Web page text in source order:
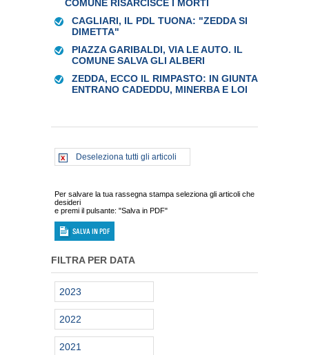
COMUNE RISARCISCE I MORTI
CAGLIARI, IL PDL TUONA: "ZEDDA SI
DIMETTA"
PIAZZA GARIBALDI, VIA LE AUTO. IL
COMUNE SALVA GLI ALBERI
ZEDDA, ECCO IL RIMPASTO: IN GIUNTA
ENTRANO CADEDDU, MINERBA E LOI
Deseleziona tutti gli articoli
Per salvare la tua rassegna stampa seleziona gli articoli che
desideri
e premi il pulsante: "Salva in PDF"
FILTRA PER DATA
2023
2022
2021